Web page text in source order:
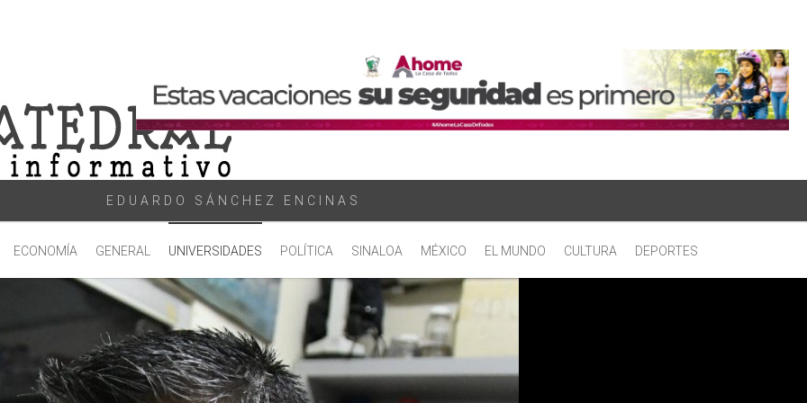
EDUARDO SÁNCHEZ ENCINAS
ECONOMÍA GENERAL UNIVERSIDADES POLÍTICA SINALOA MÉXICO EL MUNDO CULTURA DEPORTES